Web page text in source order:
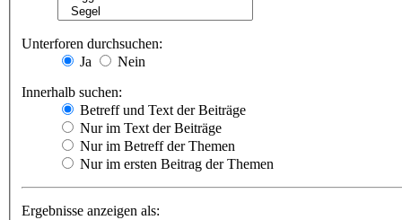
Unterforen durchsuchen:
Ja
Nein
Innerhalb suchen:
Betreff und Text der Beiträge
Nur im Text der Beiträge
Nur im Betreff der Themen
Nur im ersten Beitrag der Themen
Ergebnisse anzeigen als: